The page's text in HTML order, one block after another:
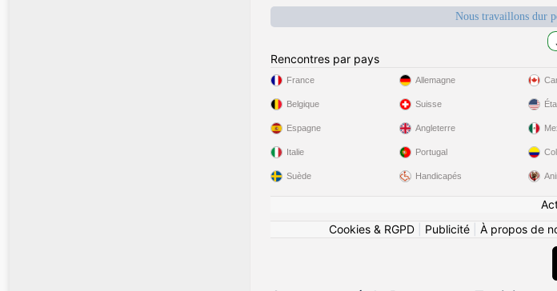
Nous travaillons dur
Rencontres par pays
France
Belgique
Espagne
Italie
Suède
Allemagne
Suisse
Angleterre
Portugal
Handicapés
Cookies & RGPD| Publicité| À propos de